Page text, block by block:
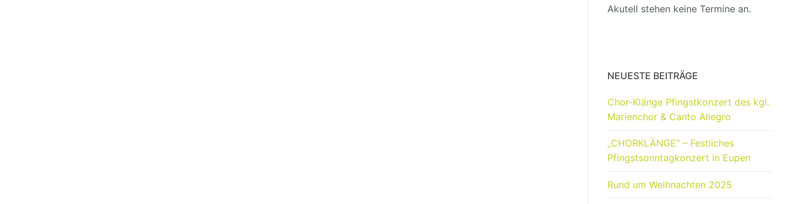
Akutell stehen keine Termine an.
NEUESTE BEITRÄGE
Chor-Klänge Pfingstkonzert des kgl.
Marienchor & Canto Allegro
„CHORKLÄNGE“ – Festliches
Pfingstsonntagkonzert in Eupen
Rund um Weihnachten 2025